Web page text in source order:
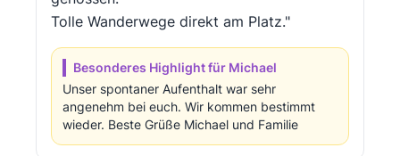
Tolle Wanderwege direkt am Platz."
Besonderes Highlight für Michael
Unser spontaner Aufenthalt war sehr
angenehm bei euch. Wir kommen bestimmt
wieder. Beste Grüße Michael und Familie